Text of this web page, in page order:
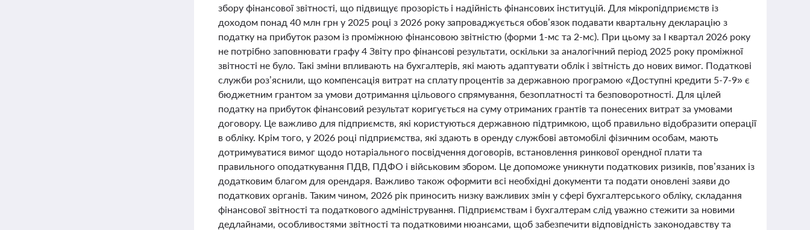
збору фінансової звітності, що підвищує прозорість і надійність фінансових інституцій. Для мікропідприємств із
доходом понад 40 млн грн у 2025 році з 2026 року запроваджується обов’язок подавати квартальну декларацію з
податку на прибуток разом із проміжною фінансовою звітністю (форми 1-мс та 2-мс). При цьому за І квартал 2026 року
не потрібно заповнювати графу 4 Звіту про фінансові результати, оскільки за аналогічний період 2025 року проміжної
звітності не було. Такі зміни впливають на бухгалтерів, які мають адаптувати облік і звітність до нових вимог. Податкові
служби роз’яснили, що компенсація витрат на сплату процентів за державною програмою «Доступні кредити 5-7-9» є
бюджетним грантом за умови дотримання цільового спрямування, безоплатності та безповоротності. Для цілей
податку на прибуток фінансовий результат коригується на суму отриманих грантів та понесених витрат за умовами
договору. Це важливо для підприємств, які користуються державною підтримкою, щоб правильно відобразити операції
в обліку. Крім того, у 2026 році підприємства, які здають в оренду службові автомобілі фізичним особам, мають
дотримуватися вимог щодо нотаріального посвідчення договорів, встановлення ринкової орендної плати та
правильного оподаткування ПДВ, ПДФО і військовим збором. Це допоможе уникнути податкових ризиків, пов’язаних із
додатковим благом для орендаря. Важливо також оформити всі необхідні документи та подати оновлені заяви до
податкових органів. Таким чином, 2026 рік приносить низку важливих змін у сфері бухгалтерського обліку, складання
фінансової звітності та податкового адміністрування. Підприємствам і бухгалтерам слід уважно стежити за новими
дедлайнами, особливостями звітності та податковими нюансами, щоб забезпечити відповідність законодавству та